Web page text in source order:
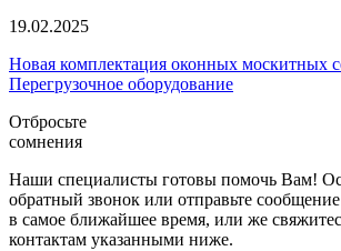
19.02.2025
Новая комплектация оконных москитных
Перегрузочное оборудование
Отбросьте
сомнения
Наши специалисты готовы помочь Вам!
обратный звонок или отправьте
в самое ближайшее время, или же
контактам указанными ниже.